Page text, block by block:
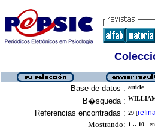
Base de datos : article
B�squeda :
Referencias encontradas : 29 [
Mostrando: 1 .. 10 en